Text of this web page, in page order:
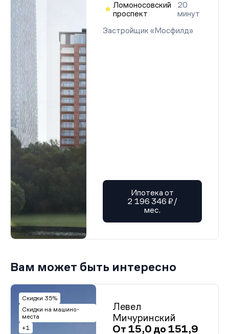
Ломоносовский
проспект
20
минут
Застройщик «Мосфилд»
Ипотека от
2 196 346 ₽/
мес.
Вам может быть интересно
Скидки 35%
Скидки на машино-
места
+1
Левел
Мичуринский
От 15,0 до 151,9